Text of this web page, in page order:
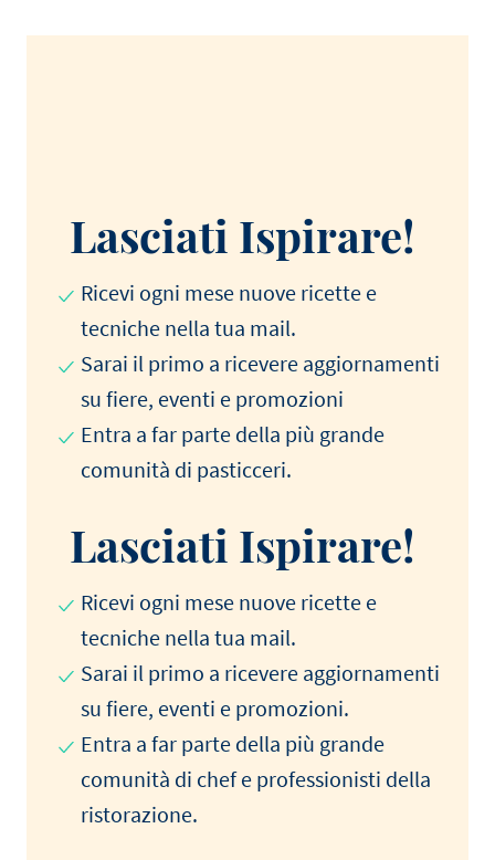
Lasciati Ispirare!
Ricevi ogni mese nuove ricette e
tecniche nella tua mail.
Sarai il primo a ricevere aggiornamenti
su fiere, eventi e promozioni
Entra a far parte della più grande
comunità di pasticceri.
Lasciati Ispirare!
Ricevi ogni mese nuove ricette e
tecniche nella tua mail.
Sarai il primo a ricevere aggiornamenti
su fiere, eventi e promozioni.
Entra a far parte della più grande
comunità di chef e professionisti della
ristorazione.